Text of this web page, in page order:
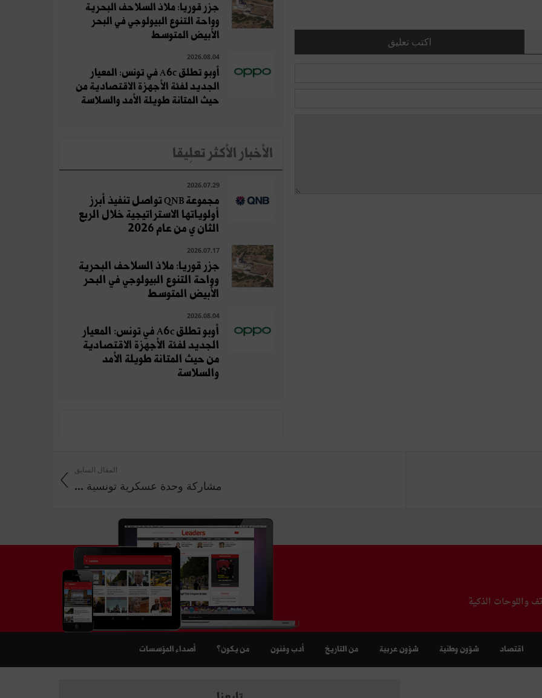
اكتب تعليق
جزر قوريا: ملاذ السلاحف البحرية
وواحة التنوع البيولوجي في البحر
الأبيض المتوسط
2026.08.04
أوبو تطلق A6c في تونس: المعيار
الجديد لفئة الأجهزة الاقتصادية من
حيث المتانة طويلة الأمد والسلاسة
الأخبار الأكثر تعلِيقا
2026.07.29
مجموعة QNB تواصل تنفيذ أبرز
أولوياتها الاستراتيجية خلال الربع
الثان ي من عام 2026
2026.07.17
جزر قوريا: ملاذ السلاحف البحرية
وواحة التنوع البيولوجي في البحر
الأبيض المتوسط
2026.08.04
أوبو تطلق A6c في تونس: المعيار
الجديد لفئة الأجهزة الاقتصادية
من حيث المتانة طويلة الأمد
والسلاسة
المقال السابق
مشاركة وحدة عسكرية تونسية ...
واللوحات الذكية
اقتصاد شؤون وطنية شؤون عربية من التاريخ أدب وفنون من يكون؟ أصداء المؤسسات